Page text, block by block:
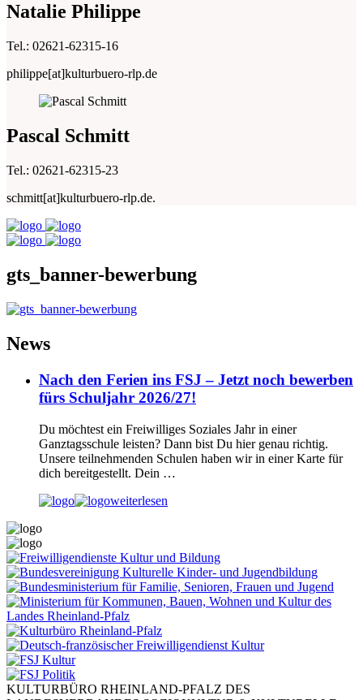
Natalie Philippe
Tel.: 02621-62315-16
philippe[at]kulturbuero-rlp.de
Pascal Schmitt
Tel.: 02621-62315-23
schmitt[at]kulturbuero-rlp.de.
gts_banner-bewerbung
News
Nach den Ferien ins FSJ – Jetzt noch bewerben
fürs Schuljahr 2026/27!
Du möchtest ein Freiwilliges Soziales Jahr in einer
Ganztagsschule leisten? Dann bist Du hier genau richtig.
Unsere teilnehmenden Schulen haben wir in einer Karte für
dich bereitgestellt. Dein …
weiterlesen
KULTURBÜRO RHEINLAND-PFALZ DES